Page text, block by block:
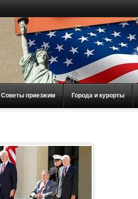
Советы приезжим Города и курорты